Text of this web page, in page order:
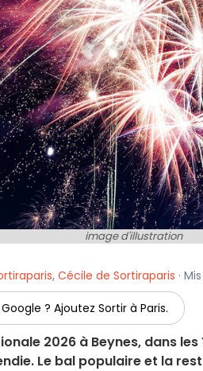
image d'illustration
, Cécile de Sortiraparis ·
? Ajoutez Sortir à Paris.
2026 à Beynes, dans
Le bal populaire et la